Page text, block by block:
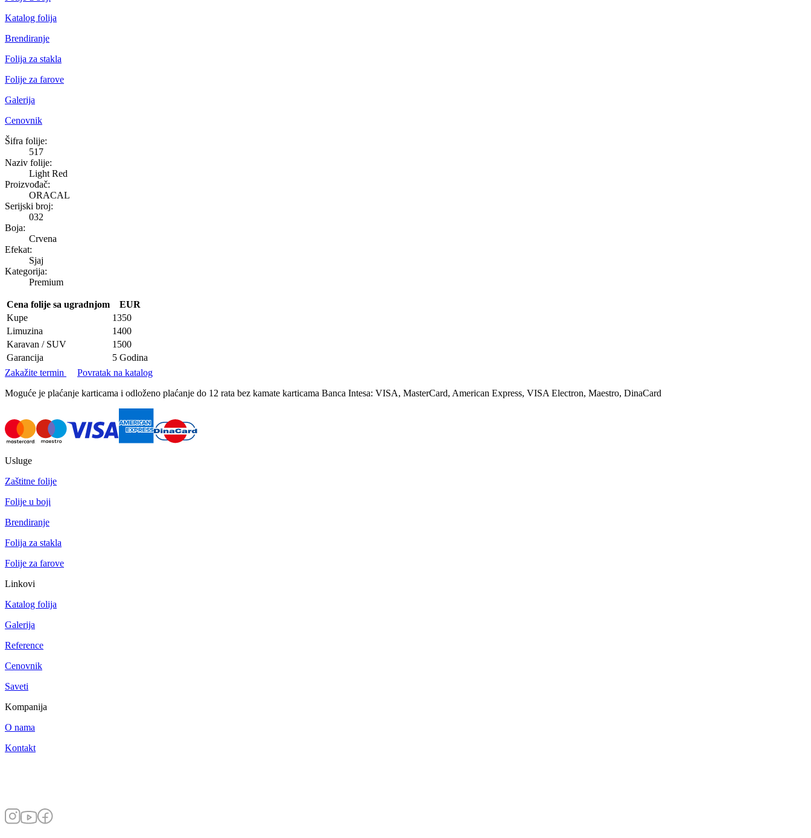
Katalog folija
Brendiranje
Folija za stakla
Folije za farove
Galerija
Cenovnik
Light Red
Šifra folije:
517
Naziv folije:
Light Red
Proizvođač:
ORACAL
Serijski broj:
032
Boja:
Crvena
Efekat:
Sjaj
Kategorija:
Premium
Cena folije sa ugradnjom
EUR
Kupe
1350
Limuzina
1400
Karavan / SUV
1500
Garancija
5 Godina
Zakažite termin
Povratak na katalog
Moguće je plaćanje karticama i odloženo plaćanje do 12 rata bez kamate karticama Banca Intesa: VISA, MasterCard, American Express, VISA Electron, Maestro, DinaCard
Usluge
Zaštitne folije
Folije u boji
Brendiranje
Folija za stakla
Folije za farove
Linkovi
Katalog folija
Galerija
Reference
Cenovnik
Saveti
Kompanija
O nama
Kontakt